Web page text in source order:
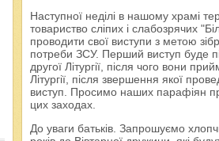
Наступної неділі в нашому храмі
товариство сліпих і слабозрячих
проводити свої виступи з метою
потреби ЗСУ. Перший виступ буде
другої Літургії, після чого вони
Літургії, після звершення якої
виступ. Просимо наших парафіян
цих заходах.
До уваги батьків. Запрошуємо